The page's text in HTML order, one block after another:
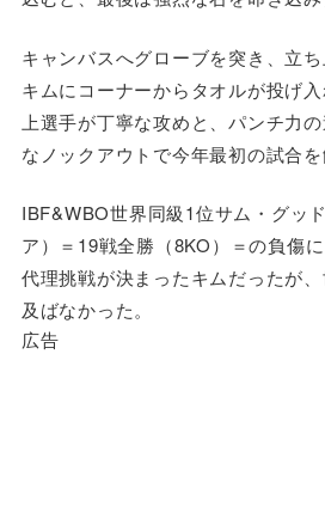
キャンバスへグローブを突き、立
キムにコーナーからタオルが投げ
上選手が丁寧な攻めと、パンチ力
なノックアウトで今年最初の試合を
IBF&WBO世界同級1位サム・グッ
ア）＝19戦全勝（8KO）＝の負傷
代理挑戦が決まったキムだったが
及ばなかった。
広告